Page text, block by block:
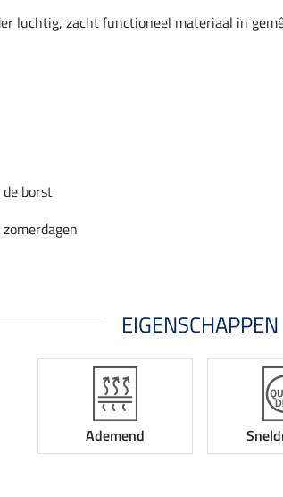
zacht functioneel materiaal in
de borst
EIGENSCHAPPEN
Ademend